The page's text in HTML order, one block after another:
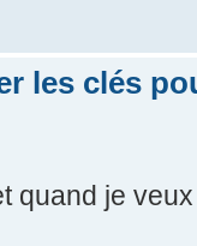
les clés
quand je